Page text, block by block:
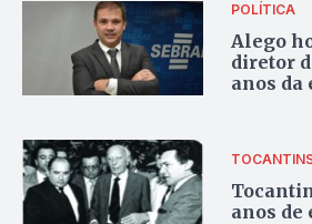
POLÍTICA
Alego
diretor
anos da
anos de